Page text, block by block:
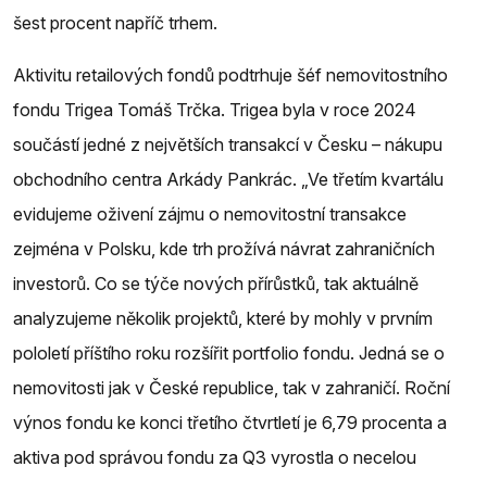
šest procent napříč trhem.
Aktivitu retailových fondů podtrhuje šéf nemovitostního
fondu Trigea Tomáš Trčka. Trigea byla v roce 2024
součástí jedné z největších transakcí v Česku – nákupu
obchodního centra Arkády Pankrác. „Ve třetím kvartálu
evidujeme oživení zájmu o nemovitostní transakce
zejména v Polsku, kde trh prožívá návrat zahraničních
investorů. Co se týče nových přírůstků, tak aktuálně
analyzujeme několik projektů, které by mohly v prvním
pololetí příštího roku rozšířit portfolio fondu. Jedná se o
nemovitosti jak v České republice, tak v zahraničí. Roční
výnos fondu ke konci třetího čtvrtletí je 6,79 procenta a
aktiva pod správou fondu za Q3 vyrostla o necelou